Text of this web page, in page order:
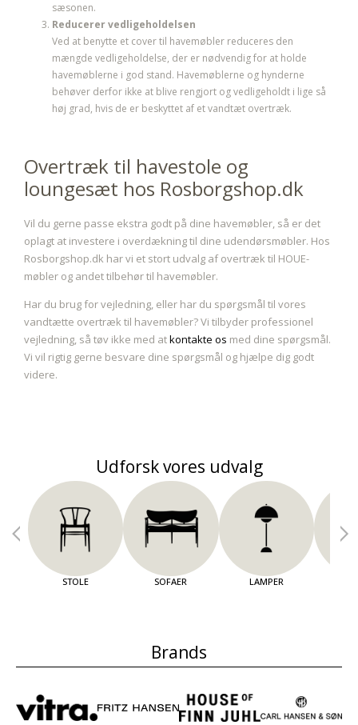
sæsonen.
Reducerer vedligeholdelsen
Ved at benytte et cover til havemøbler reduceres den
mængde vedligeholdelse, der er nødvendig for at holde
havemøblerne i god stand. Havemøblerne og hynderne
behøver derfor ikke at blive rengjort og vedligeholdt i lige så
høj grad, hvis de er beskyttet af et vandtæt overtræk.
Overtræk til havestole og
loungesæt hos Rosborgshop.dk
Vil du gerne passe ekstra godt på dine havemøbler, så er det
oplagt at investere i overdækning til dine udendørsmøbler. Hos
Rosborgshop.dk har vi et stort udvalg af overtræk til HOUE-
møbler og andet tilbehør til havemøbler.
Har du brug for vejledning, eller har du spørgsmål til vores
vandtætte overtræk til havemøbler? Vi tilbyder professionel
vejledning, så tøv ikke med atkontakte os med dine spørgsmål.
Vi vil rigtig gerne besvare dine spørgsmål og hjælpe dig godt
videre.
Udforsk vores udvalg
STOLE SOFAER LAMPER
Brands